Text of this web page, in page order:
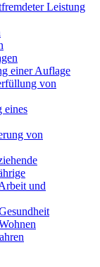
Leistung
einer Auflage
von
eines
von
und